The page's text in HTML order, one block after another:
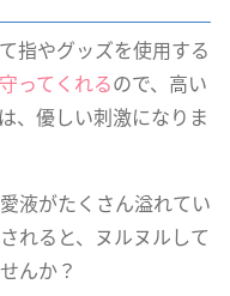
指やグッズを使用する
ってくれるので、高い
、優しい刺激になりま
液がたくさん溢れてい
れると、ヌルヌルして
んか？